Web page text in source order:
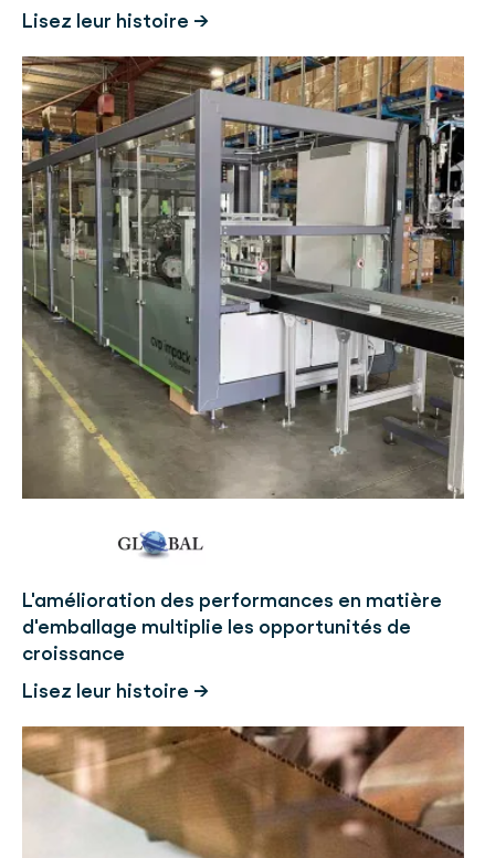
Lisez leur histoire →
L'amélioration des performances en matière
d'emballage multiplie les opportunités de
croissance
Lisez leur histoire →